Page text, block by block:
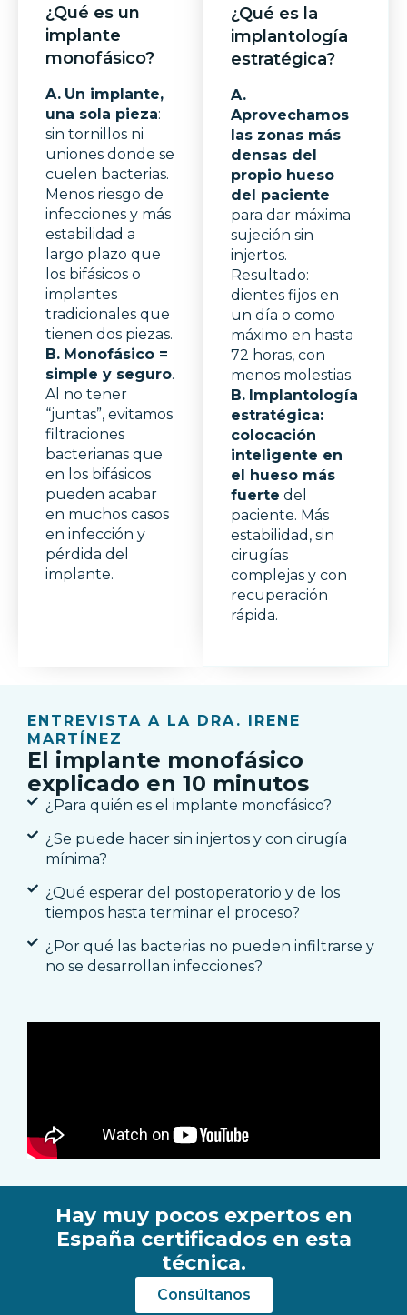
¿Qué es un
implante
monofásico?
A. Un implante,
una sola pieza:
sin tornillos ni
uniones donde se
cuelen bacterias.
Menos riesgo de
infecciones y más
estabilidad a
largo plazo que
los bifásicos o
implantes
tradicionales que
tienen dos piezas.
B. Monofásico =
simple y seguro.
Al no tener
“juntas”, evitamos
filtraciones
bacterianas que
en los bifásicos
pueden acabar
en muchos casos
en infección y
pérdida del
implante.
¿Qué es la
implantología
estratégica?
A.
Aprovechamos
las zonas más
densas del
propio hueso
del paciente
para dar máxima
sujeción sin
injertos.
Resultado:
dientes fijos en
un día o como
máximo en hasta
72 horas, con
menos molestias.
B. Implantología
estratégica:
colocación
inteligente en
el hueso más
fuerte del
paciente. Más
estabilidad, sin
cirugías
complejas y con
recuperación
rápida.
ENTREVISTA A LA DRA. IRENE
MARTÍNEZ
El implante monofásico
explicado en 10 minutos
¿Para quién es el implante monofásico?
¿Se puede hacer sin injertos y con cirugía
mínima?
¿Qué esperar del postoperatorio y de los
tiempos hasta terminar el proceso?
¿Por qué las bacterias no pueden infiltrarse y
no se desarrollan infecciones?
Hay muy pocos expertos en
España certificados en esta
técnica.
Consúltanos